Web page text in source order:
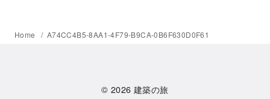
Home A74CC4B5-8AA1-4F79-B9CA-0B6F630D0F61
© 2026建築の旅